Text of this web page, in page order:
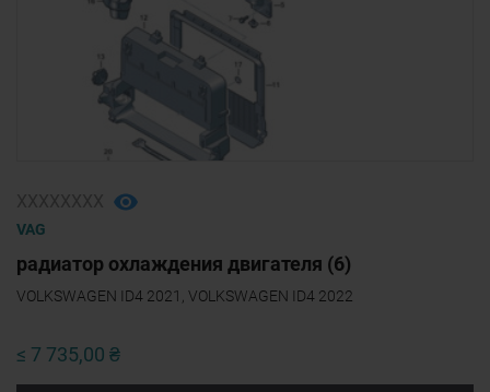
VAG
радиатор охлаждения двигателя (6)
VOLKSWAGEN ID4 2021, VOLKSWAGEN ID4 2022
≤ 7 735,00 ₴